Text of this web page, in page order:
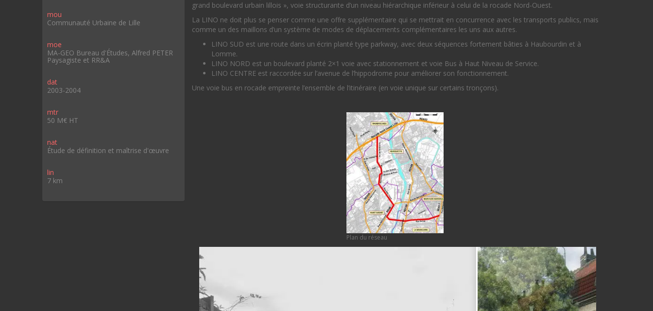
mou
Communauté Urbaine de Lille
moe
MA-GEO Bureau d'Études, Alfred PETER
Paysagiste et RR&A
dat
2003-2004
mtr
50 M€ HT
nat
Étude de définition et maîtrise d'œuvre
lin
7 km
grand boulevard urbain lillois », voie structurante d’un niveau hiérarchique inférieur à celui de la rocade Nord-Ouest.
La LINO ne doit plus se penser comme une offre supplémentaire qui se mettrait en concurrence avec les transports publics, mais
comme un des maillons d’un système de modes de déplacements complémentaires les uns aux autres.
LINO SUD est une route dans un écrin planté type parkway, avec deux séquences fortement bâties à Haubourdin et à
Lomme.
LINO NORD est un boulevard planté 2×1 voie avec stationnement et voie Bus à Haut Niveau de Service.
LINO CENTRE est raccordée sur l’avenue de l’hippodrome pour améliorer son fonctionnement.
Une voie bus en rocade empreinte l’ensemble de l’itinéraire (en voie unique sur certains tronçons).
Plan du réseau